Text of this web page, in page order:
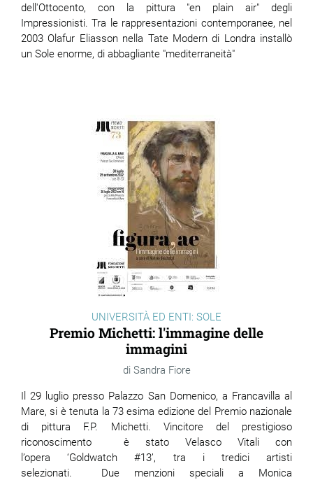
dell'Ottocento, con la pittura "en plain air" degli
Impressionisti. Tra le rappresentazioni contemporanee, nel
2003 Olafur Eliasson nella Tate Modern di Londra installò
un Sole enorme, di abbagliante "mediterraneità"
UNIVERSITÀ ED ENTI: SOLE
Premio Michetti: l'immagine delle
immagini
Sandra Fiore
Il 29 luglio presso Palazzo San Domenico, a Francavilla al
Mare, si è tenuta la 73 esima edizione del Premio nazionale
di pittura F.P. Michetti. Vincitore del prestigioso
riconoscimento è stato Velasco Vitali con
l’opera ‘Goldwatch #13’, tra i tredici artisti
selezionati. Due menzioni speciali a Monica